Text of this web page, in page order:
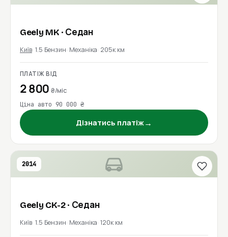
Geely MK · Седан
Київ 1.5 Бензин Механіка 205к км
ПЛАТІЖ ВІД
2 800₴/міс
Ціна авто 90 000 ₴
Дізнатись платіж→
2014
Geely CK-2· Седан
Київ 1.5 Бензин Механіка 120к км